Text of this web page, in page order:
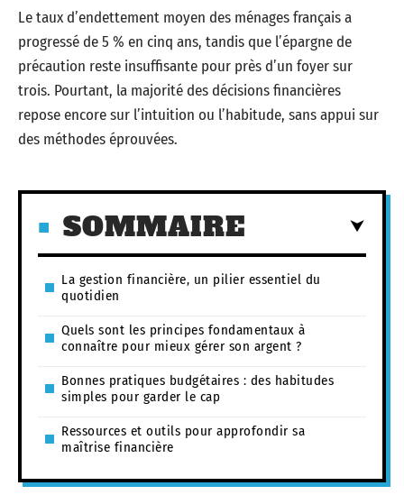
Le taux d’endettement moyen des ménages français a
progressé de 5 % en cinq ans, tandis que l’épargne de
précaution reste insuffisante pour près d’un foyer sur
trois. Pourtant, la majorité des décisions financières
repose encore sur l’intuition ou l’habitude, sans appui sur
des méthodes éprouvées.
SOMMAIRE
La gestion financière, un pilier essentiel du
quotidien
Quels sont les principes fondamentaux à
connaître pour mieux gérer son argent ?
Bonnes pratiques budgétaires : des habitudes
simples pour garder le cap
Ressources et outils pour approfondir sa
maîtrise financière